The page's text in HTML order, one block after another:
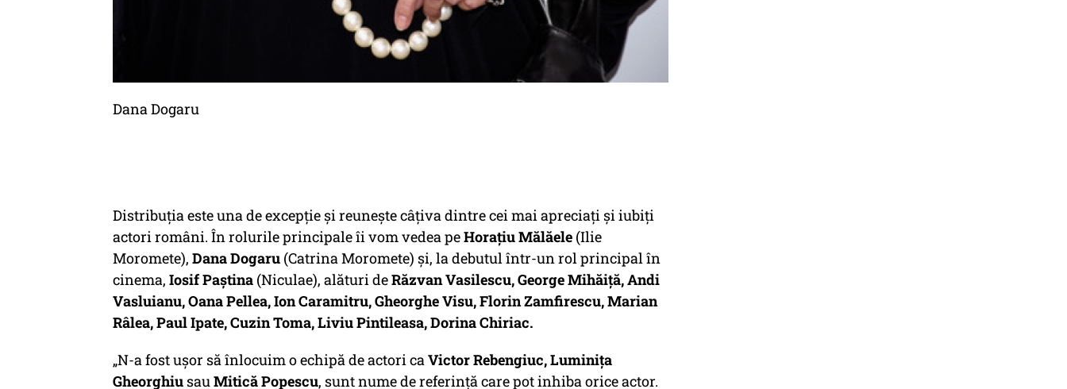
Dana Dogaru
Distribuția este una de excepție și reunește câțiva dintre cei mai apreciați și iubiți
actori români. În rolurile principale îi vom vedea peHorațiu Mălăele (Ilie
Moromete), Dana Dogaru (Catrina Moromete) și, la debutul într-un rol principal în
cinema, Iosif Paștina (Niculae), alături deRăzvan Vasilescu, George Mihăiță, Andi
Vasluianu, Oana Pellea, Ion Caramitru, Gheorghe Visu, Florin Zamfirescu, Marian
Râlea, Paul Ipate, Cuzin Toma, Liviu Pintileasa, Dorina Chiriac.
„N-a fost ușor să înlocuim o echipă de actori caVictor Rebengiuc, Luminița
Gheorghiu sauMitică Popescu, sunt nume de referință care pot inhiba orice actor.